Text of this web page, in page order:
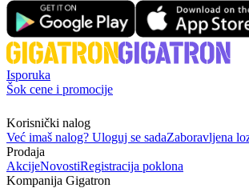
Isporuka
Šok cene i promocije
Korisnički nalog
Već imaš nalog? Uloguj se sadaZaboravljena
Prodaja
AkcijeNovostiRegistracija poklona
Kompanija Gigatron